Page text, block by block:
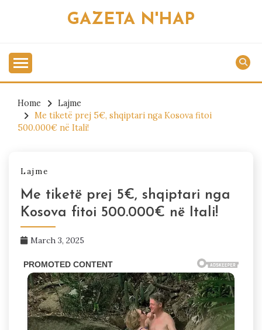
GAZETA N'HAP
Home
Lajme
Me tiketë prej 5€, shqiptari nga Kosova fitoi
500.000€ në Itali!
Lajme
Me tiketë prej 5€, shqiptari nga
Kosova fitoi 500.000€ në Itali!
March 3, 2025